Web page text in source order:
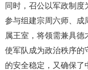
同时，召公以军政制
参与组建宗周六师、成
属王室，将领需兼具德
使军队成为政治秩序的
的安全稳定，又确保